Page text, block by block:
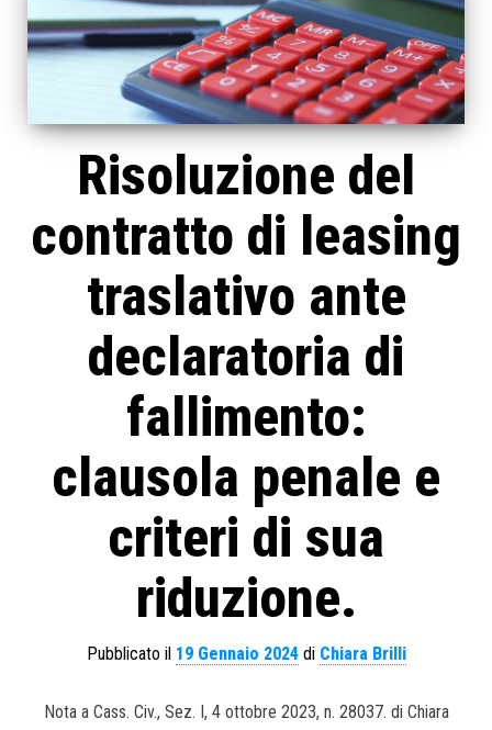
Risoluzione del
contratto di leasing
traslativo ante
declaratoria di
fallimento:
clausola penale e
criteri di sua
riduzione.
Pubblicato il 19 Gennaio 2024di Chiara Brilli
Nota a Cass. Civ., Sez. I, 4 ottobre 2023, n. 28037. di Chiara